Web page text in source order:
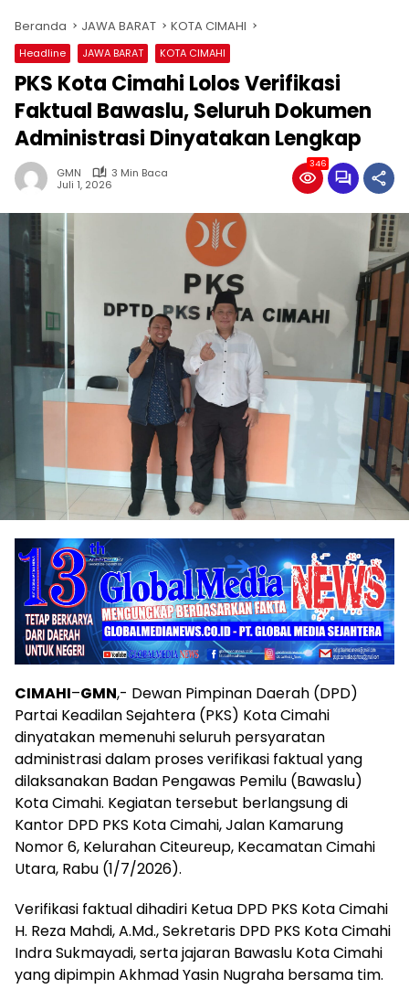
Beranda JAWA BARAT KOTA CIMAHI
Headline JAWA BARAT KOTA CIMAHI
PKS Kota Cimahi Lolos Verifikasi
Faktual Bawaslu, Seluruh Dokumen
Administrasi Dinyatakan Lengkap
GMN
3 Min Baca
Juli 1, 2026
346
CIMAHI–GMN,- Dewan Pimpinan Daerah (DPD)
Partai Keadilan Sejahtera (PKS) Kota Cimahi
dinyatakan memenuhi seluruh persyaratan
administrasi dalam proses verifikasi faktual yang
dilaksanakan Badan Pengawas Pemilu (Bawaslu)
Kota Cimahi. Kegiatan tersebut berlangsung di
Kantor DPD PKS Kota Cimahi, Jalan Kamarung
Nomor 6, Kelurahan Citeureup, Kecamatan Cimahi
Utara, Rabu (1/7/2026).
Verifikasi faktual dihadiri Ketua DPD PKS Kota Cimahi
H. Reza Mahdi, A.Md., Sekretaris DPD PKS Kota Cimahi
Indra Sukmayadi, serta jajaran Bawaslu Kota Cimahi
yang dipimpin Akhmad Yasin Nugraha bersama tim.